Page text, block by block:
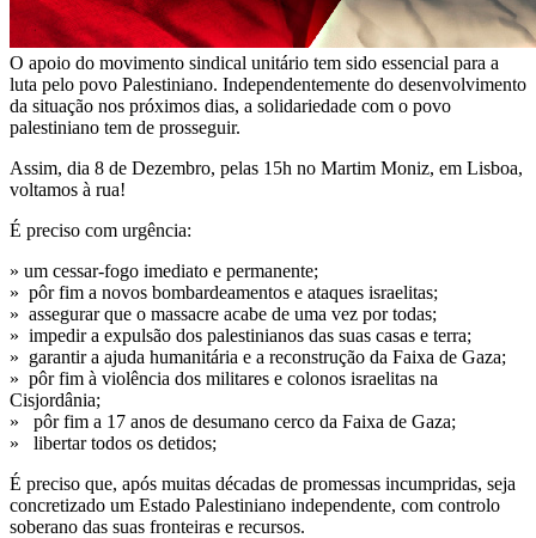
O apoio do movimento sindical unitário tem sido essencial para a
luta pelo povo Palestiniano. Independentemente do desenvolvimento
da situação nos próximos dias, a solidariedade com o povo
palestiniano tem de prosseguir.
Assim, dia 8 de Dezembro, pelas 15h no Martim Moniz, em Lisboa,
voltamos à rua!
É preciso com urgência:
» um cessar-fogo imediato e permanente;
» pôr fim a novos bombardeamentos e ataques israelitas;
» assegurar que o massacre acabe de uma vez por todas;
» impedir a expulsão dos palestinianos das suas casas e terra;
» garantir a ajuda humanitária e a reconstrução da Faixa de Gaza;
» pôr fim à violência dos militares e colonos israelitas na
Cisjordânia;
» pôr fim a 17 anos de desumano cerco da Faixa de Gaza;
» libertar todos os detidos;
É preciso que, após muitas décadas de promessas incumpridas, seja
concretizado um Estado Palestiniano independente, com controlo
soberano das suas fronteiras e recursos.